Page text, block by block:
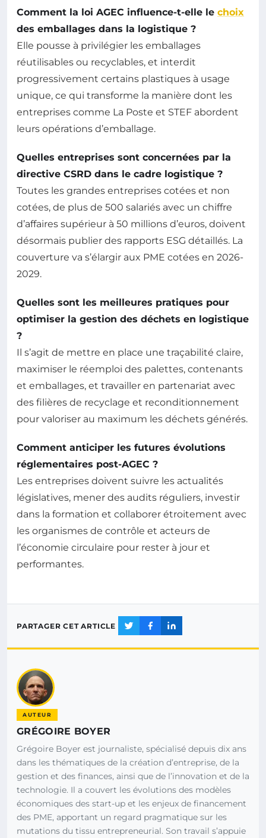
Comment la loi AGEC influence-t-elle le choix
des emballages dans la logistique ?
Elle pousse à privilégier les emballages
réutilisables ou recyclables, et interdit
progressivement certains plastiques à usage
unique, ce qui transforme la manière dont les
entreprises comme La Poste et STEF abordent
leurs opérations d’emballage.
Quelles entreprises sont concernées par la
directive CSRD dans le cadre logistique ?
Toutes les grandes entreprises cotées et non
cotées, de plus de 500 salariés avec un chiffre
d’affaires supérieur à 50 millions d’euros, doivent
désormais publier des rapports ESG détaillés. La
couverture va s’élargir aux PME cotées en 2026-
2029.
Quelles sont les meilleures pratiques pour
optimiser la gestion des déchets en logistique
?
Il s’agit de mettre en place une traçabilité claire,
maximiser le réemploi des palettes, contenants
et emballages, et travailler en partenariat avec
des filières de recyclage et reconditionnement
pour valoriser au maximum les déchets générés.
Comment anticiper les futures évolutions
réglementaires post-AGEC ?
Les entreprises doivent suivre les actualités
législatives, mener des audits réguliers, investir
dans la formation et collaborer étroitement avec
les organismes de contrôle et acteurs de
l’économie circulaire pour rester à jour et
performantes.
PARTAGER CET ARTICLE
AUTEUR
GRÉGOIRE BOYER
Grégoire Boyer est journaliste, spécialisé depuis dix ans
dans les thématiques de la création d’entreprise, de la
gestion et des finances, ainsi que de l’innovation et de la
technologie. Il a couvert les évolutions des modèles
économiques des start-up et les enjeux de financement
des PME, apportant un regard pragmatique sur les
mutations du tissu entrepreneurial. Son travail s’appuie